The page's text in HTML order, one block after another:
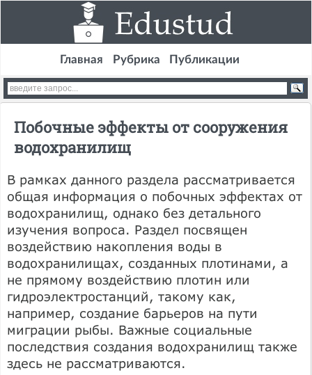
Главная Рубрика Публикации
Побочные эффекты от сооружения
водохранилищ
В рамках данного раздела рассматривается
общая информация о побочных эффектах от
водохранилищ, однако без детального
изучения вопроса. Раздел посвящен
воздействию накопления воды в
водохранилищах, созданных плотинами, а
не прямому воздействию плотин или
гидроэлектростанций, такому как,
например, создание барьеров на пути
миграции рыбы. Важные социальные
последствия создания водохранилищ также
здесь не рассматриваются.